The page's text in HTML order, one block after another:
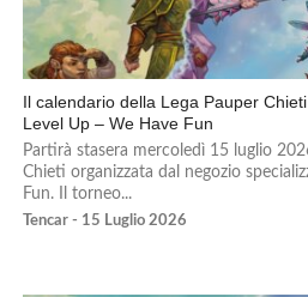
Il calendario della Lega Pauper
Level Up – We Have Fun
Partirà stasera mercoledì 15 luglio
Chieti organizzata dal negozio
Fun. Il torneo...
Tencar - 15 Luglio 2026